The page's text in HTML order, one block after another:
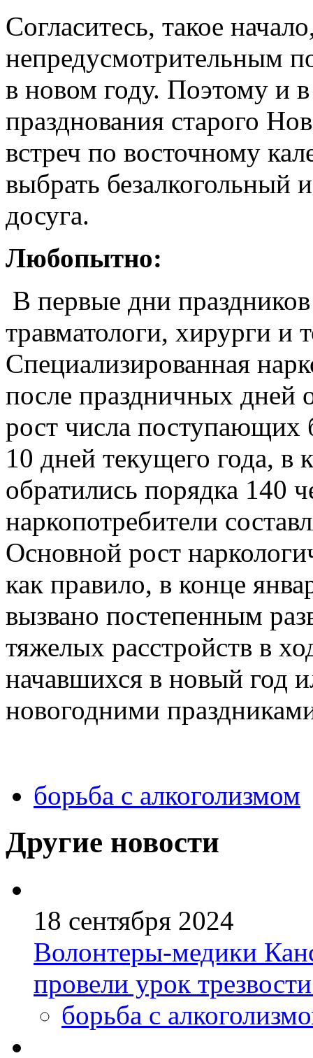
Согласитесь, такое
непредусмотрительным
в новом году. Поэтому и
празднования старого
встреч по восточному
выбрать безалкогольный
досуга.
Любопытно:
В первые дни
травматологи, хирурги и
Специализированная
после праздничных дней
рост числа поступающих
10 дней текущего года, в
обратились порядка 140
наркопотребители
Основной рост
как правило, в конце
вызвано постепенным
тяжелых расстройств в
начавшихся в новый год
новогодними
борьба с алкоголизмом
Другие новости
18 сентября 2024
Волонтеры-медики
провели урок
борьба с